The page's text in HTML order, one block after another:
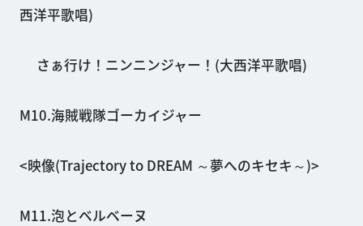
西洋平歌唱)
さぁ行け！ニンニンジャー！(大西洋平歌唱)
M10.海賊戦隊ゴーカイジャー
<映像(Trajectory to DREAM ～夢へのキセキ～)>
M11.泡とベルベーヌ